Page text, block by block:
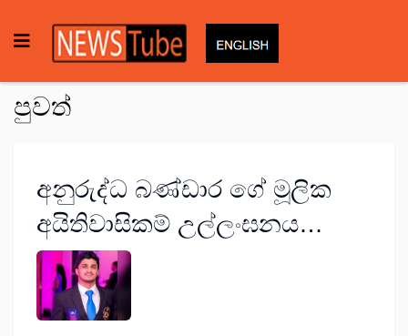
පුවත්
අනුරුද්ධ බණ්ඩාර ගේ මූලික
අයිතිවාසිකම් උල්ලංඝනය
කරලා; ශ්‍රේෂ්ඨාධිකරණය තීන්දු
කරයි